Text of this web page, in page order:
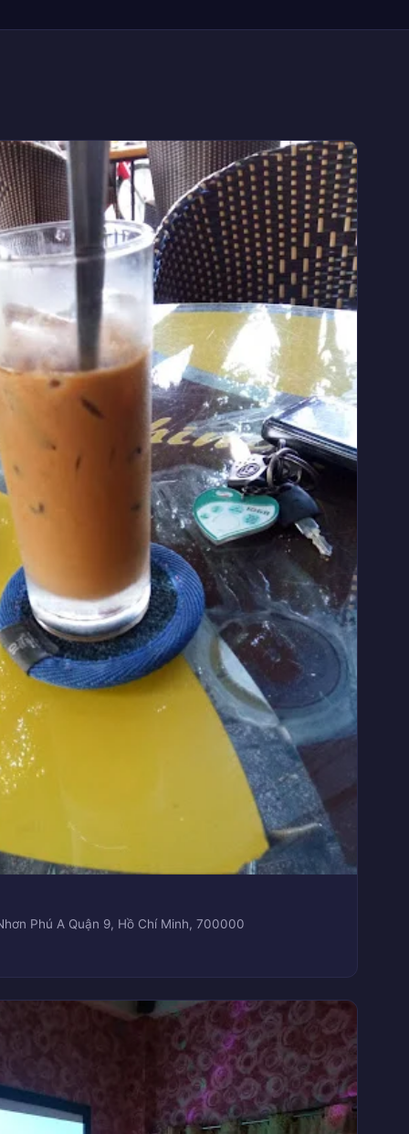
Phú A Quận 9, Hồ Chí Minh, 700000